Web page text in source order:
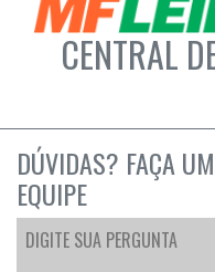
CENTRAL
DÚVIDAS? FAÇA
EQUIPE